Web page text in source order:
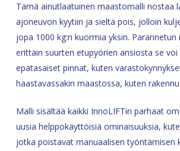
Tämä ainutlaatuinen maastomalli nostaa
ajoneuvon kyytiin ja sieltä pois, jolloin
jopa 1000 kg:n kuormia yksin. Parannetun
erittäin suurten etupyörien ansiosta se
epätasaiset pinnat, kuten
haastavassakin maastossa, kuten
Malli sisältää kaikki InnoLIFTin parhaat
uusia helppokäyttöisiä ominaisuuksia,
jotka poistavat manuaalisen työntämisen